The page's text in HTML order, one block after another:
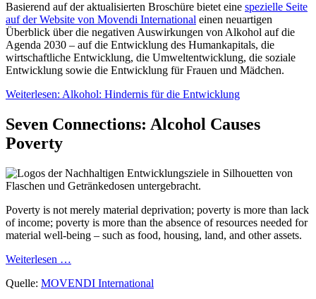
Basierend auf der aktualisierten Broschüre bietet eine spezielle Seite
auf der Website von Movendi International einen neuartigen
Überblick über die negativen Auswirkungen von Alkohol auf die
Agenda 2030 – auf die Entwicklung des Humankapitals, die
wirtschaftliche Entwicklung, die Umweltentwicklung, die soziale
Entwicklung sowie die Entwicklung für Frauen und Mädchen.
Weiterlesen: Alkohol: Hindernis für die Entwicklung
Seven Connections: Alcohol Causes
Poverty
Poverty is not merely material deprivation; poverty is more than lack
of income; poverty is more than the absence of resources needed for
material well-being – such as food, housing, land, and other assets.
Weiterlesen …
Quelle: MOVENDI International